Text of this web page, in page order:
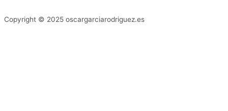
Copyright © 2025 oscargarciarodriguez.es